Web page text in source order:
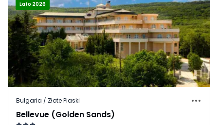
Lato 2026
Bułgaria / Złote Piaski
Bellevue (Golden Sands)